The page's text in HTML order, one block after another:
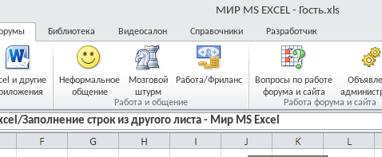
МИР MS EXCEL - Гость.xls
Библиотека Видеосалон Справочники Разработчик
и другие
Неформальное
общение
Мозговой
штурм
Работа/Фриланс
Работа и общение
Вопросы по работе
форума и сайта
Работа форума и сайта
Заполнение строк из другого листа - Мир MS Excel